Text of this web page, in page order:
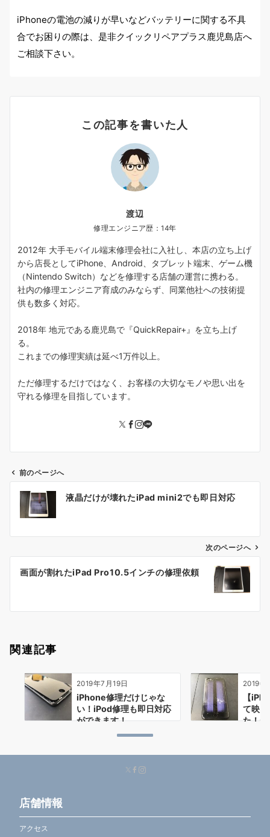
iPhoneの電池の減りが早いなどバッテリーに関する不具
合でお困りの際は、是非クイックリペアプラス鹿児島店へ
ご相談下さい。
この記事を書いた人
渡辺
修理エンジニア歴：14年
2012年 大手モバイル端末修理会社に入社し、本店の立ち上げ
から店長としてiPhone、Android、タブレット端末、ゲーム機
（Nintendo Switch）などを修理する店舗の運営に携わる。
社内の修理エンジニア育成のみならず、同業他社への技術提
供も数多く対応。
2018年 地元である鹿児島で『QuickRepair+』を立ち上げ
る。
これまでの修理実績は延べ1万件以上。
ただ修理するだけではなく、お客様の大切なモノや思い出を
守れる修理を目指しています。
ン
前のページへ
液晶だけが壊れたiPad mini2でも即日対応
次のページへ
画面が割れたiPad Pro10.5インチの修理依頼
関連記事
2019年7月19日
iPhone修理だけじゃな
い！iPod修理も即日対応
ができます！
2019年
【
て映
た！
店舗情報
アクセス